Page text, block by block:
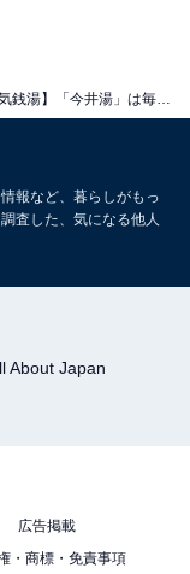
り銭湯施設のた
今井湯」は毎日朝風
酸泉やシルク風呂で
報など、暮らしがもっ
査した、気になる他人
About Japan
広告掲載
・商標・免責事項